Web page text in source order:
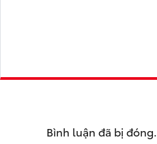
Bình luận đã bị đóng.